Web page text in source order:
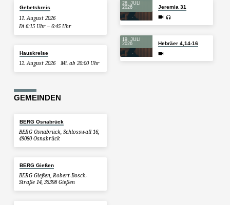
Gebetskreis
11. August 2026
Di 6:15 Uhr – 6:45 Uhr
Hauskreise
12. August 2026 Mi. ab 20:00 Uhr
26. JULI
2026
Jeremia 31
19. JULI
2026
Hebräer 4,14-16
GEMEINDEN
BERG Osnabrück
BERG Osnabrück, Schlosswall 16,
49080 Osnabrück
BERG Gießen
BERG Gießen, Robert-Bosch-
Straße 14, 35398 Gießen